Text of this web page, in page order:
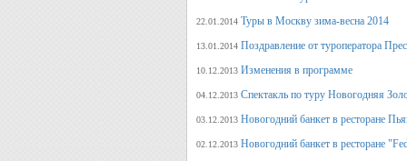
22.01.2014 Туры в Москву зима-весна 2014
13.01.2014 Поздравление от туроператора
10.12.2013 Изменения в программе
04.12.2013 Спектакль по туру Новогодняя
03.12.2013 Новогодний банкет в ресторане
02.12.2013 Новогодний банкет в ресторане